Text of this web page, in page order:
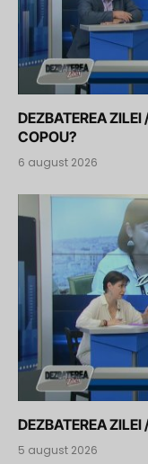
DEZBATEREA
COPOU?
6 august 2026
DEZBATEREA ZILEI
5 august 2026